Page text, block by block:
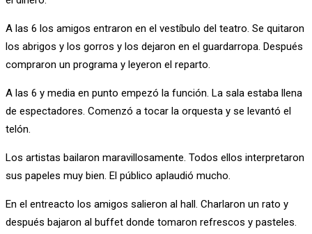
A las 6 los amigos entraron en el vestíbulo del teatro. Se quitaron
los abrigos y los gorros y los dejaron en el guardarropa. Después
compraron un programa y leyeron el reparto.
A las 6 y media en punto empezó la función. La sala estaba llena
de espectadores. Comenzó a tocar la orquesta y se levantó el
telón.
Los artistas bailaron maravillosamente. Todos ellos interpretaron
sus papeles muy bien. El público aplaudió mucho.
En el entreacto los amigos salieron al hall. Charlaron un rato y
después bajaron al buffet donde tomaron refrescos y pasteles.